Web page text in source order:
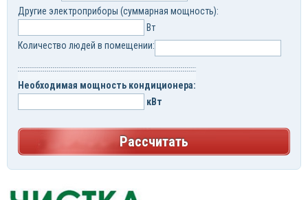
Другие электроприборы (суммарная мощность):
Вт
Количество людей в помещении:
Необходимая мощность кондиционера:
кВт
Рассчитать